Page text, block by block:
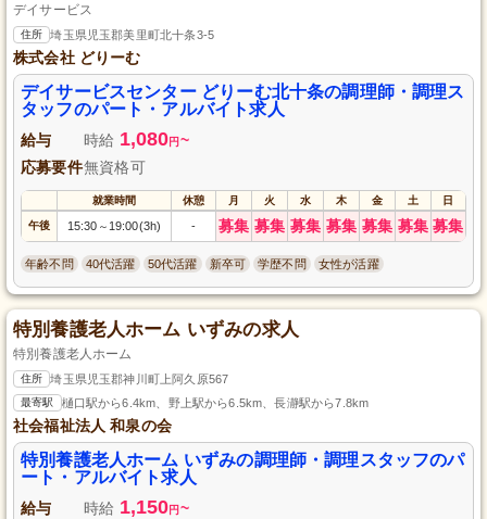
デイサービス
住所 埼玉県児玉郡美里町北十条3-5
株式会社 どりーむ
デイサービスセンター どりーむ北十条の調理師・調理ス
タッフのパート・アルバイト求人
給与 時給 1,080円 ~
応募要件無資格可
就業時間 休憩 月 火 水 木 金 土 日
午後 15:30 ～ 19:00(3h) - 募集 募集 募集 募集 募集 募集 募集
年齢不問 40代活躍 50代活躍 新卒可 学歴不問 女性が活躍
特別養護老人ホーム いずみの求人
特別養護老人ホーム
住所 埼玉県児玉郡神川町上阿久原567
最寄駅 樋口駅から6.4km、野上駅から6.5km、長瀞駅から7.8km
社会福祉法人 和泉の会
特別養護老人ホーム いずみの調理師・調理スタッフのパ
ート・アルバイト求人
給与 時給 1,150円 ~